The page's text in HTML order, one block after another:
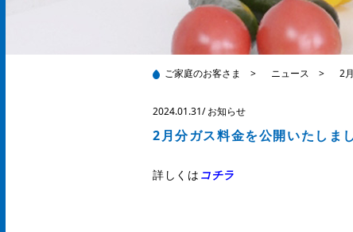
ご家庭のお客さま > ニュース > 2
2024.01.31/お知らせ
2月分ガス料金を公開いたしま
詳しくは コチラ